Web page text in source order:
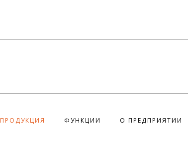
ПРОДУКЦИЯ ФУНКЦИИ О ПРЕДПРИЯТИИ